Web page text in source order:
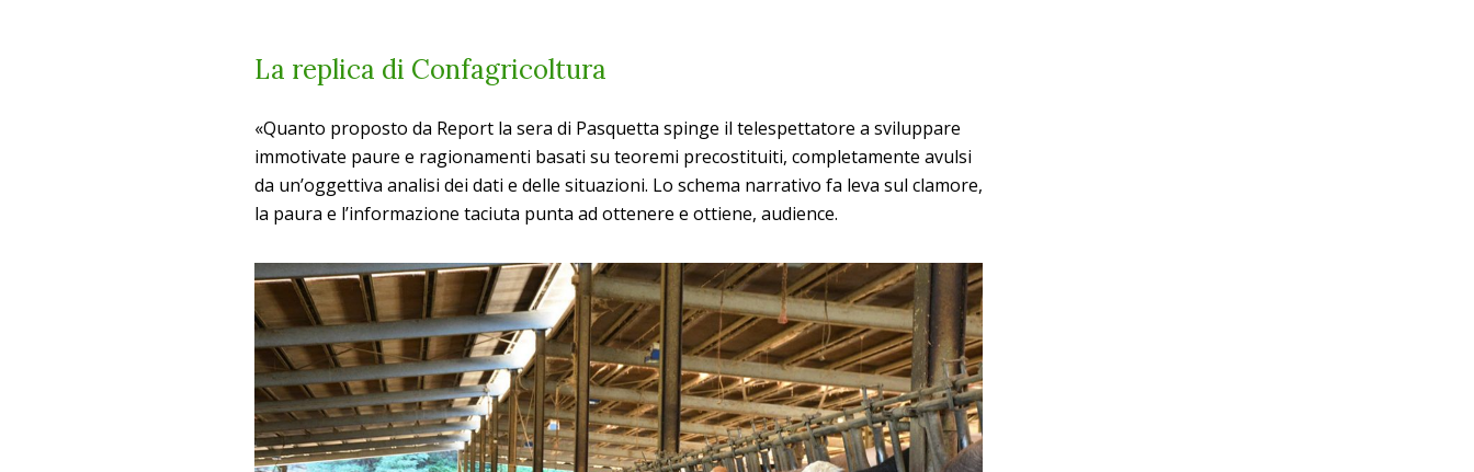
La replica di Confagricoltura
«Quanto proposto da Report la sera di Pasquetta spinge il telespettatore a sviluppare
immotivate paure e ragionamenti basati su teoremi precostituiti, completamente avulsi
da un’oggettiva analisi dei dati e delle situazioni. Lo schema narrativo fa leva sul clamore,
la paura e l’informazione taciuta punta ad ottenere e ottiene, audience.